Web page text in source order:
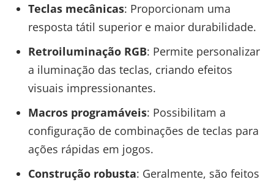
Teclas mecânicas: Proporcionam uma
resposta tátil superior e maior durabilidade.
Retroiluminação RGB: Permite personalizar
a iluminação das teclas, criando efeitos
visuais impressionantes.
Macros programáveis: Possibilitam a
configuração de combinações de teclas para
ações rápidas em jogos.
Construção robusta: Geralmente, são feitos